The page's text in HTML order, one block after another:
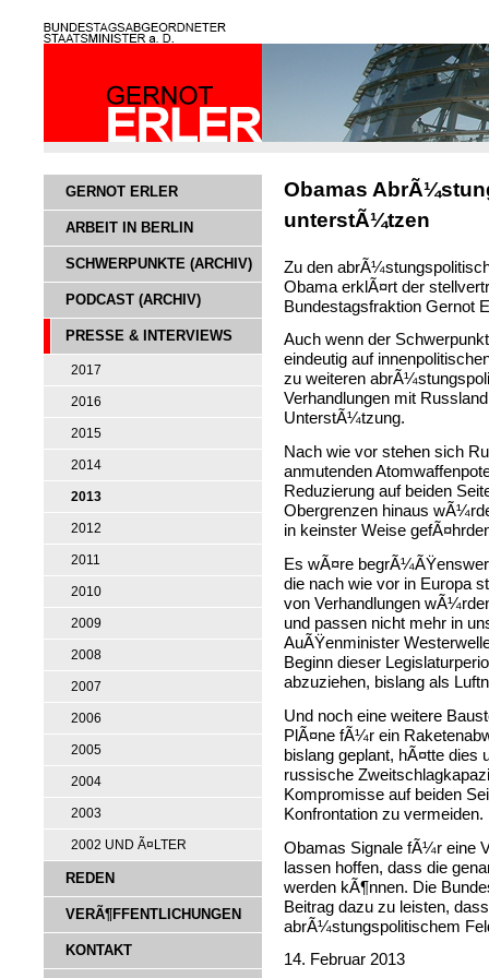
GERNOT ERLER
ARBEIT IN BERLIN
SCHWERPUNKTE (ARCHIV)
PODCAST (ARCHIV)
PRESSE & INTERVIEWS
2017
2016
2015
2014
2013
2012
2011
2010
2009
2008
2007
2006
2005
2004
2003
2002 UND Ã¤LTER
REDEN
VERÃ¶FFENTLICHUNGEN
KONTAKT
Obamas
unterstÃ¼tzen
Zu den
Obama erklÃ¤rt der
Bundestagsfraktion Gernot
Auch wenn der
eindeutig auf
zu weiteren
Verhandlungen mit
UnterstÃ¼tzung.
Nach wie vor stehen sich
anmutenden
Reduzierung auf beiden
Obergrenzen hinaus
in keinster Weise
Es wÃ¤re
die nach wie vor in Europa
von Verhandlungen
und passen nicht mehr in
AuÃŸenminister
Beginn dieser
abzuziehen, bislang als
Und noch eine weitere
PlÃ¤ne fÃ¼r ein
bislang geplant, hÃ¤tte dies
russische
Kompromisse auf beiden
Konfrontation zu vermeiden.
Obamas Signale fÃ¼r eine
lassen hoffen, dass die
werden kÃ¶nnen. Die
Beitrag dazu zu leisten,
abrÃ¼stungspolitischem
14. Februar 2013